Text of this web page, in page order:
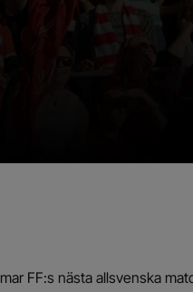
FF:s nästa allsvenska